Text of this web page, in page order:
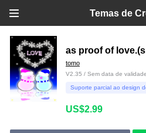
Temas de
as proof of
tomo
V2.35 / Sem data de validade
Suporte parcial ao design
US$2.99